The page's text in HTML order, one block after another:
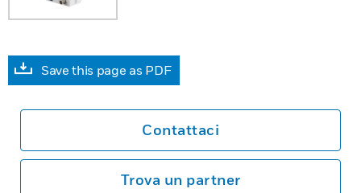
Save this page as PDF
Contattaci
Trova un partner